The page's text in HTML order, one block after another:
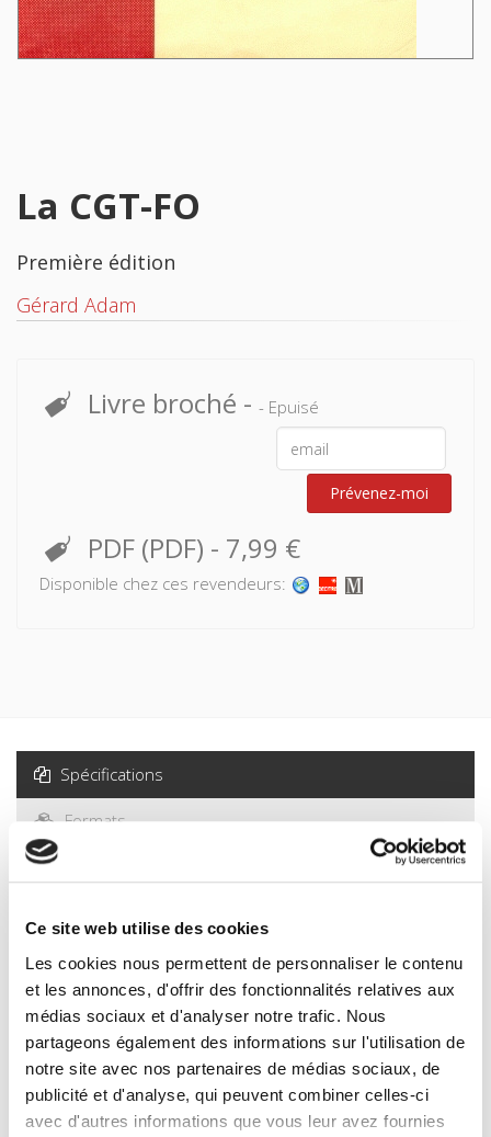
Ce site web utilise des cookies
Les cookies nous permettent de personnaliser le contenu
et les annonces, d'offrir des fonctionnalités relatives aux
médias sociaux et d'analyser notre trafic. Nous
partageons également des informations sur l'utilisation de
notre site avec nos partenaires de médias sociaux, de
publicité et d'analyse, qui peuvent combiner celles-ci
avec d'autres informations que vous leur avez fournies
La CGT-FO
Première édition
Gérard Adam
Livre broché - - Epuisé
Prévenez-moi
PDF (PDF) - 7,99 €
Disponible chez ces revendeurs:
Spécifications
Formats
Éditeur
Presses de Sciences Po
Auteur
Gérard Adam
Collection
Académique